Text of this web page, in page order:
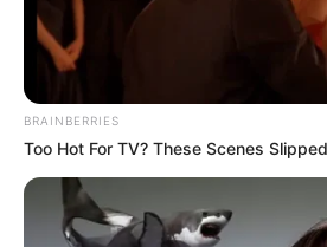
BRAINBERRIES
Too Hot For TV? These Scenes